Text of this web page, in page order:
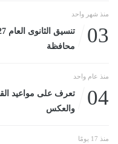
منذ شهر واحد
03
محافظة
منذ عام واحد
04
تعرف على مواعيد
والعكس
منذ 17 يومًا